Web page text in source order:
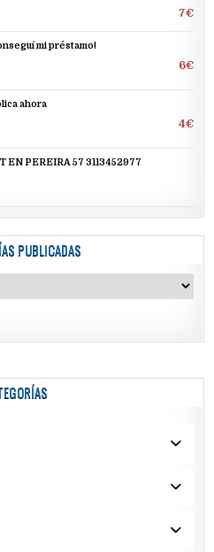
7€
mi préstamo!
6€
ahora
4€
EN PEREIRA 57 3113452977
PUBLICADAS